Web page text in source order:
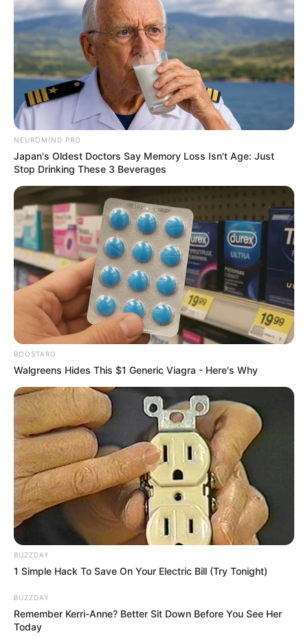
NEUROMIND PRO
Japan's Oldest Doctors Say Memory Loss Isn't Age: Just
Stop Drinking These 3 Beverages
BOOSTARO
Walgreens Hides This $1 Generic Viagra - Here's Why
BUZZDAY
1 Simple Hack To Save On Your Electric Bill (Try Tonight)
BUZZDAY
Remember Kerri-Anne? Better Sit Down Before You See Her
Today